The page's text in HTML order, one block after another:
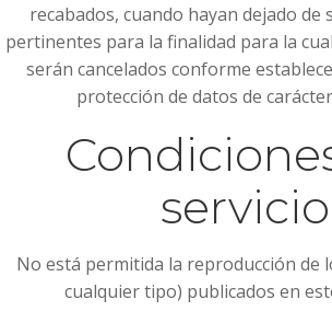
recabados, cuando hayan dejado de
pertinentes para la finalidad para la
serán cancelados conforme
protección de datos de
servicio
No está permitida la reproducción de
cualquier tipo) publicados en